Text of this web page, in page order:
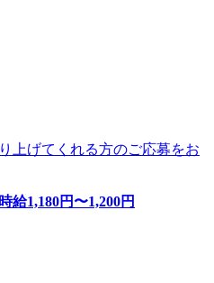
上げてくれる方のご応募をお
時給1,180円〜1,200円